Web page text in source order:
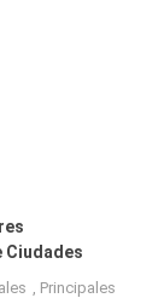
Ciudades
Principales